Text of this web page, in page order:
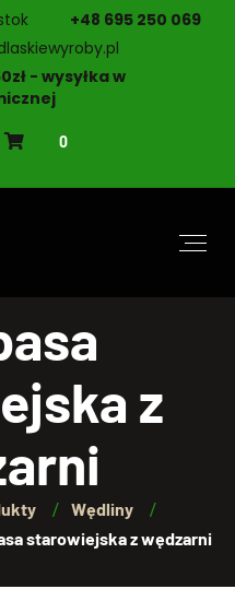
+48 695 250 069
- wysyłka w
0
z
Wędliny
starowiejska z wędzarni